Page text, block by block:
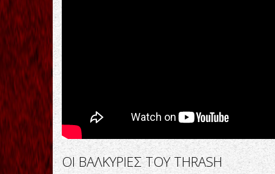
Into
Hell
+
Lyrics
Video
HD
ΟΙ ΒΑΛΚΥΡΙΕΣ ΤΟΥ THRASH